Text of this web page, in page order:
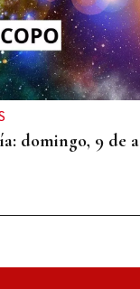
domingo, 9 de